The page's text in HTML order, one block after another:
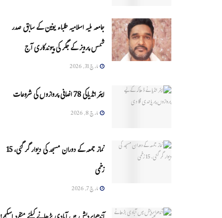
جامعہ ملیہ اسلامیہ طلباء یونین کے سابق صدر
شمس پرویز کے جگر کی پیوندکاری آج
مارچ 31, 2026
ایئر انڈیاکی 78 اضافی پروازوں کی شروعات
مارچ 8, 2026
نماز جمعہ کے دوران مسجد کی دیوار گر گئی، 15
زخمی
مارچ 7, 2026